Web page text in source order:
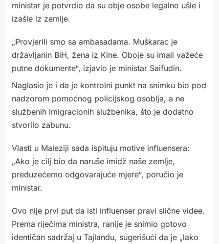
ministar je potvrdio da su obje osobe legalno ušle i
izašle iz zemlje.
„Provjerili smo sa ambasadama. Muškarac je
državljanin BiH, žena iz Kine. Oboje su imali važeće
putne dokumente“, izjavio je ministar Saifudin.
Naglasio je i da je kontrolni punkt na snimku bio pod
nadzorom pomoćnog policijskog osoblja, a ne
službenih imigracionih službenika, što je dodatno
stvorilo zabunu.
Vlasti u Maleziji sada ispituju motive influensera:
„Ako je cilj bio da naruše imidž naše zemlje,
preduzećemo odgovarajuće mjere“, poručio je
ministar.
Ovo nije prvi put da isti influenser pravi slične videe.
Prema riječima ministra, ranije je snimio gotovo
identičan sadržaj u Tajlandu, sugerišući da je „lako